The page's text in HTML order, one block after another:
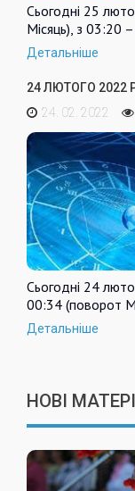
Сьогодні 25
Місяць), з 03:20
Детальніше
24 ЛЮТОГО 2022
24. 02. 2022
Сьогодні 24
00:34 (поворот
Детальніше
НОВІ